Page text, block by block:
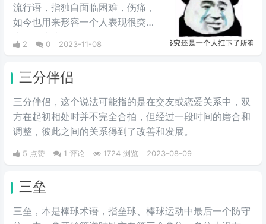
流行语，指独自面临困难，伤痛，
如今也用来形容一个人表现很突
2 0 2023-11-08
三分伴侣
三分伴侣，这个说法可能指的是在交友或恋爱关系中，双
方在起初相处时并不完全合拍，但经过一段时间的磨合和
调整，彼此之间的关系得到了改善和发展。
5 点赞 1 评论 1724 浏览 2023-08-09
三垒
三垒，本是棒球术语，指垒球、棒球运动中最后一个防守